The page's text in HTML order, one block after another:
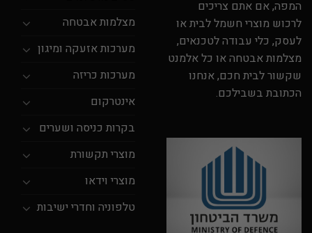
המפה, אם אתם צריכים
לרכוש מוצרי חשמל לבית או
לעסק, כלי עבודה לטכנאים,
מצלמות אבטחה או כל אלמנט
שקשור לבית חכם, אנחנו
הכתובת בשבילכם.
מצלמות אבטחה
מערכות אזעקה ומיגון
מערכות כריזה
אינטרקום
בקרות כניסה ושערים
מוצרי תקשורת
מוצרי וידאו
טלפוניה וחדרי ישיבות